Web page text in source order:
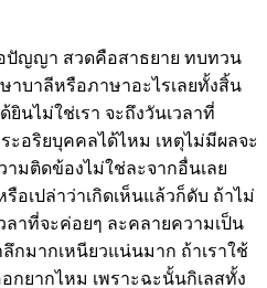
ปัญญา สวดคือสาธยาย ทบทวน
าบาลีหรือภาษาอะไรเลยทั้งสิ้น
ยินไม่ใช่เรา จะถึงวันเวลาที่
ะอริยบุคคลได้ไหม เหตุไม่มีผลจะ
ามติดข้องไม่ใช่ละจากอื่นเลย
อเปล่าว่าเกิดเห็นแล้วก็ดับ ถ้าไม่
ลาที่จะค่อยๆ ละคลายความเป็น
ลึกมากเหนียวแน่นมาก ถ้าเราใช้
กยากไหม เพราะฉะนั้นกิเลสทั้ง